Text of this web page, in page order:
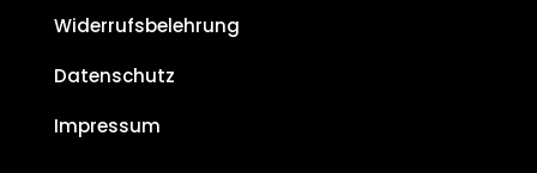
Widerrufsbelehrung
Datenschutz
Impressum